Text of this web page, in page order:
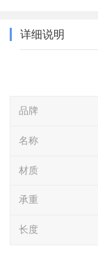
详细说明
品牌
名称
材质
承重
长度